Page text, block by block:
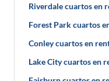
Riverdale cuartos en
Forest Park cuartos
Conley cuartos en
Lake City cuartos en